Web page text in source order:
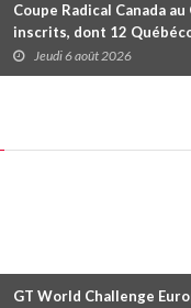
Coupe Radical Canada au
inscrits, dont 12
premier gain d'Antoine
dans la série ?
Jeudi 6 août 2026
GT World Challenge